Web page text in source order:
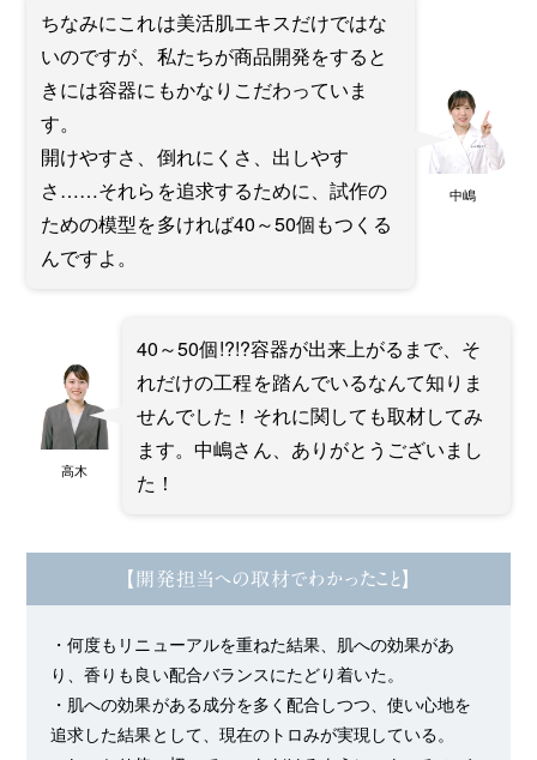
中嶋
ちなみにこれは美活肌エキスだけではな
いのですが、私たちが商品開発をすると
きには容器にもかなりこだわっていま
す。
開けやすさ、倒れにくさ、出しやす
さ……それらを追求するために、試作の
ための模型を多ければ40～50個もつくる
んですよ。
高木
40～50個!?!?容器が出来上がるまで、そ
れだけの工程を踏んでいるなんて知りま
せんでした！それに関しても取材してみ
ます。中嶋さん、ありがとうございまし
た！
【開発担当への取材でわかったこと】
・何度もリニューアルを重ねた結果、肌への効果があ
り、香りも良い配合バランスにたどり着いた。
・肌への効果がある成分を多く配合しつつ、使い心地を
追求した結果として、現在のトロみが実現している。